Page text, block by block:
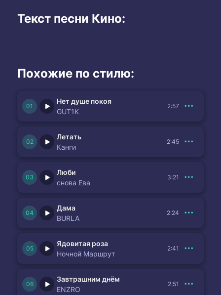
Текст песни Кино:
Похожие по стилю:
Нет душе покоя
GUT1K
2:57
Летать
Канги
2:45
Люби
снова Ева
3:21
Дама
BURLA
2:24
Ядовитая роза
Ночной Маршрут
2:41
Завтрашним днём
ENZRO
2:51